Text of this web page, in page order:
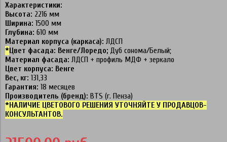
Характеристики:
Высота: 2216 мм
Ширина: 1500 мм
Глубина: 610 мм
Материал корпуса (каркаса): ЛДСП
*Цвет фасада: Венге/Лоредо; Дуб сонома/Белый;
Материал фасада: ЛДСП + профиль МДФ + зеркало
Цвет корпуса: Венге
Вес, кг: 131,33
Гарантия: 18 месяцев
Производитель (бренд): BTS (г. Пенза)
*НАЛИЧИЕ ЦВЕТОВОГО РЕШЕНИЯ УТОЧНЯЙТЕ У ПРОДАВЦОВ-
КОНСУЛЬТАНТОВ.